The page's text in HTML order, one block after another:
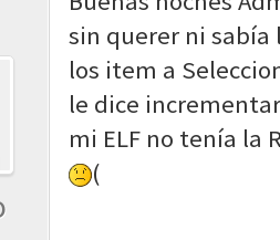
sin querer ni sabía
los item a
le dice
mi ELF no tenía la
(